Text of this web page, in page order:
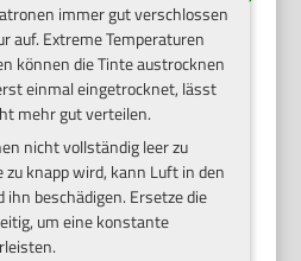
immer gut verschlossen
auf. Extreme Temperaturen
können die Tinte austrocknen
einmal eingetrocknet, lässt
mehr gut verteilen.
nicht vollständig leer zu
zu knapp wird, kann Luft in den
ihn beschädigen. Ersetze die
um eine konstante